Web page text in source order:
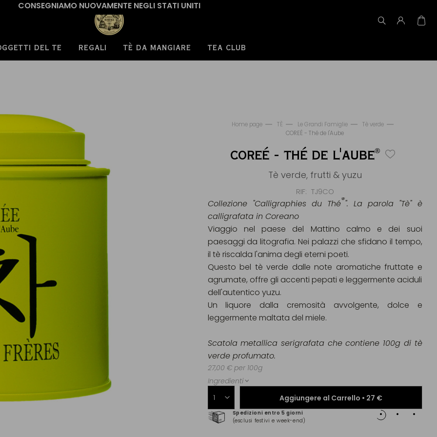
CONSEGNIAMO NUOVAMENTE NEGLI STATI UNITI
DEL TE REGALI TÈ DA MANGIARE TEA CLUB
Home page TÈ Le Grandi Famiglie
Tè verde
COREÉ - Thé de l'Aube
COREÉ - THÉ DE L'AUBE®
Tè verde, frutti & yuzu
RIF TJ9CO
Aggiungere al Carrello • 27 €
Spedizioni entro 5 giorni
(esclusi festivi e week-end)
Collezione "Calligraphies du Thé®". La parola "Tè" è
calligrafata in Coreano
Viaggio nel paese del Mattino calmo e dei suoi
paesaggi da litografia. Nei palazzi che sfidano il tempo,
il tè riscalda l'anima degli eterni poeti.
Questo bel tè verde dalle note aromatiche fruttate e
agrumate, offre gli accenti pepati e leggermente aciduli
dell'autentico yuzu.
Un liquore dalla cremosità avvolgente, dolce e
leggermente maltata del miele.
Scatola metallica serigrafata che contiene 100g di tè
verde profumato.
27,00 € per 100g
Ingredienti